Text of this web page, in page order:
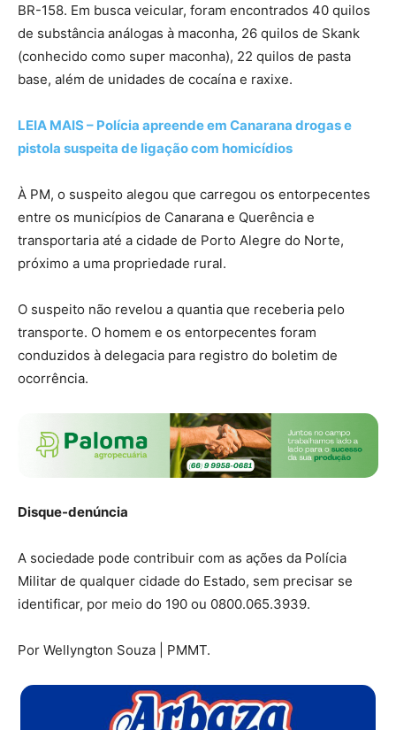
BR-158. Em busca veicular, foram encontrados 40 quilos
de substância análogas à maconha, 26 quilos de Skank
(conhecido como super maconha), 22 quilos de pasta
base, além de unidades de cocaína e raxixe.
LEIA MAIS – Polícia apreende em Canarana drogas e
pistola suspeita de ligação com homicídios
À PM, o suspeito alegou que carregou os entorpecentes
entre os municípios de Canarana e Querência e
transportaria até a cidade de Porto Alegre do Norte,
próximo a uma propriedade rural.
O suspeito não revelou a quantia que receberia pelo
transporte. O homem e os entorpecentes foram
conduzidos à delegacia para registro do boletim de
ocorrência.
Disque-denúncia
A sociedade pode contribuir com as ações da Polícia
Militar de qualquer cidade do Estado, sem precisar se
identificar, por meio do 190 ou 0800.065.3939.
Por Wellyngton Souza | PMMT.